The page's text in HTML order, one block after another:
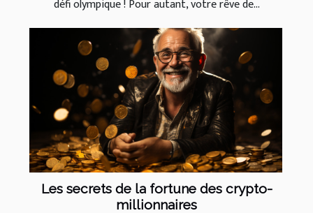
défi olympique ! Pour autant, votre rêve de...
Les secrets de la fortune des crypto-
millionnaires